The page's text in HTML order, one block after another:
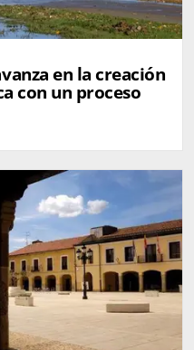
en la creación
con un proceso